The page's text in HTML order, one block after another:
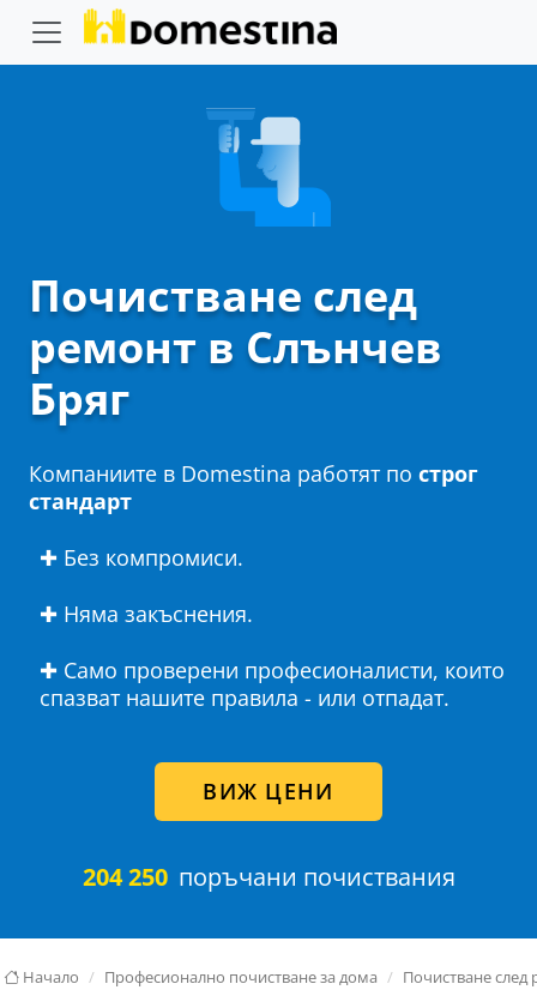
Почистване след
ремонт в Слънчев
Бряг
Компаниите в Domestina работят по строг
стандарт
✚ Без компромиси.
✚ Няма закъснения.
✚ Само проверени професионалисти, които
спазват нашите правила - или отпадат.
ВИЖ ЦЕНИ
204 250 поръчани почиствания
Начало Професионално почистване за дома Почистване след